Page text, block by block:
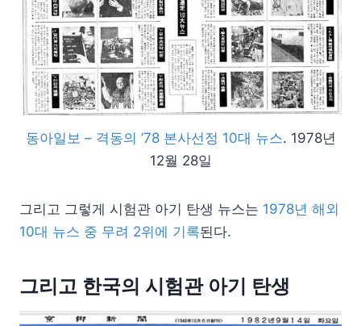
동아일보 – 격동의 ’78 본사선정 10대 뉴스. 1978년
12월 28일
그리고 그렇게 시험관 아기 탄생 뉴스는 1978년 해외
10대 뉴스 중 무려 2위에 기록된다.
그리고 한국의 시험관 아기 탄생